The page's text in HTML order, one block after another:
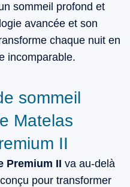
sommeil profond et
avancée et son
chaque nuit en
incomparable.
sommeil
Matelas
II
Premium II va au-delà
pour transformer